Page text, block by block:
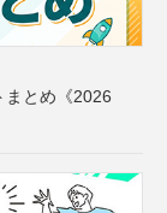
まとめ《2026